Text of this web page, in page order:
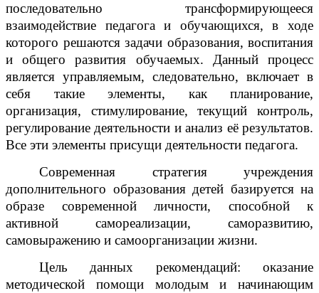
последовательно трансформирующееся
взаимодействие педагога и обучающихся, в ходе
которого решаются задачи образования, воспитания
и общего развития обучаемых. Данный процесс
является управляемым, следовательно, включает в
себя такие элементы, как планирование,
организация, стимулирование, текущий контроль,
регулирование деятельности и анализ её результатов.
Все эти элементы присущи деятельности педагога.
Современная стратегия учреждения
дополнительного образования детей базируется на
образе современной личности, способной к
активной самореализации, саморазвитию,
самовыражению и самоорганизации жизни.
Цель данных рекомендаций: оказание
методической помощи молодым и начинающим